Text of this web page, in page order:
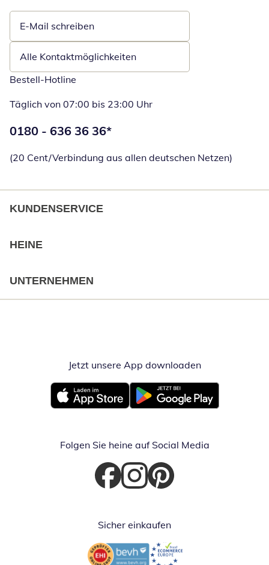
E-Mail schreiben
Öffnet E-Mail-Client
Alle Kontaktmöglichkeiten
Bestell-Hotline
Täglich von 07:00 bis 23:00 Uhr
Telefonnummer:
0180 - 636 36 36*
(20 Cent/Verbindung aus allen deutschen Netzen)
KUNDENSERVICE
HEINE
UNTERNEHMEN
Jetzt unsere App downloadenÖffnet in
Öffnet in neuem FensterÖffnet in neuem Fenster
Folgen Sie heine auf Social Media
Öffnet in neuem Fenster
Öffnet in neuem Fenster
Öffnet in neuem Fenster
Sicher einkaufen